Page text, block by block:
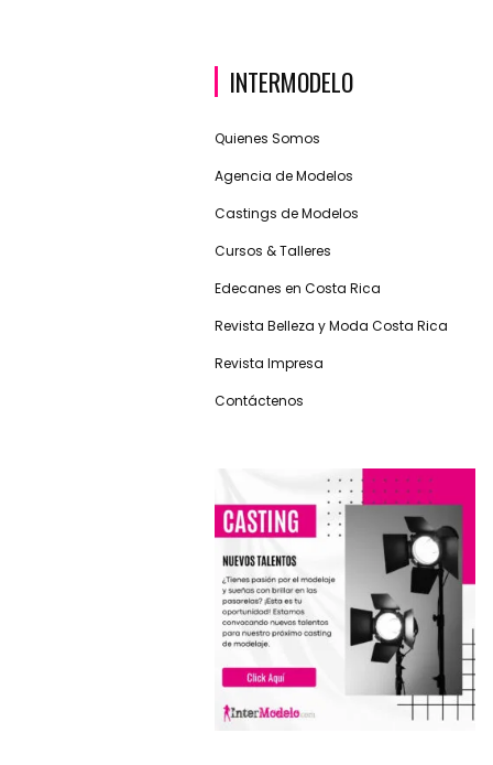
INTERMODELO
Quienes Somos
Agencia de Modelos
Castings de Modelos
Cursos & Talleres
Edecanes en Costa Rica
Revista Belleza y Moda Costa Rica
Revista Impresa
Contáctenos